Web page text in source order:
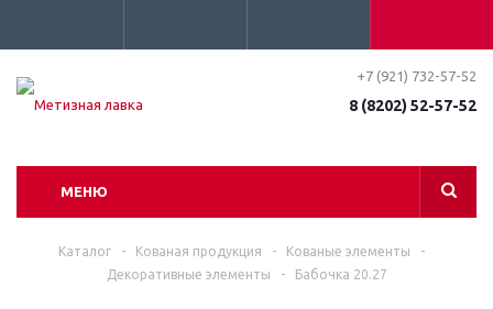
+7 (921) 732-57-52
8 (8202) 52-57-52
МЕНЮ
Каталог - Кованая продукция - Кованые элементы
-
Декоративные элементы
- Бабочка 20.27